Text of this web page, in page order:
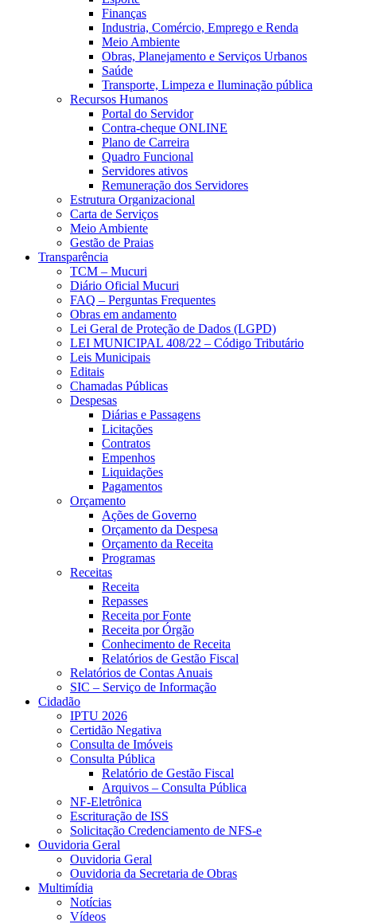
Finanças
Industria, Comércio, Emprego e Renda
Meio Ambiente
Obras, Planejamento e Serviços Urbanos
Saúde
Transporte, Limpeza e Iluminação pública
Recursos Humanos
Portal do Servidor
Contra-cheque ONLINE
Plano de Carreira
Quadro Funcional
Servidores ativos
Remuneração dos Servidores
Estrutura Organizacional
Carta de Serviços
Meio Ambiente
Gestão de Praias
Transparência
TCM – Mucuri
Diário Oficial Mucuri
FAQ – Perguntas Frequentes
Obras em andamento
Lei Geral de Proteção de Dados (LGPD)
LEI MUNICIPAL 408/22 – Código Tributário
Leis Municipais
Editais
Chamadas Públicas
Despesas
Diárias e Passagens
Licitações
Contratos
Empenhos
Liquidações
Pagamentos
Orçamento
Ações de Governo
Orçamento da Despesa
Orçamento da Receita
Programas
Receitas
Receita
Repasses
Receita por Fonte
Receita por Órgão
Conhecimento de Receita
Relatórios de Gestão Fiscal
Relatórios de Contas Anuais
SIC – Serviço de Informação
Cidadão
IPTU 2026
Certidão Negativa
Consulta de Imóveis
Consulta Pública
Relatório de Gestão Fiscal
Arquivos – Consulta Pública
NF-Eletrônica
Escrituração de ISS
Solicitação Credenciamento de NFS-e
Ouvidoria Geral
Ouvidoria Geral
Ouvidoria da Secretaria de Obras
Multimídia
Notícias
Vídeos